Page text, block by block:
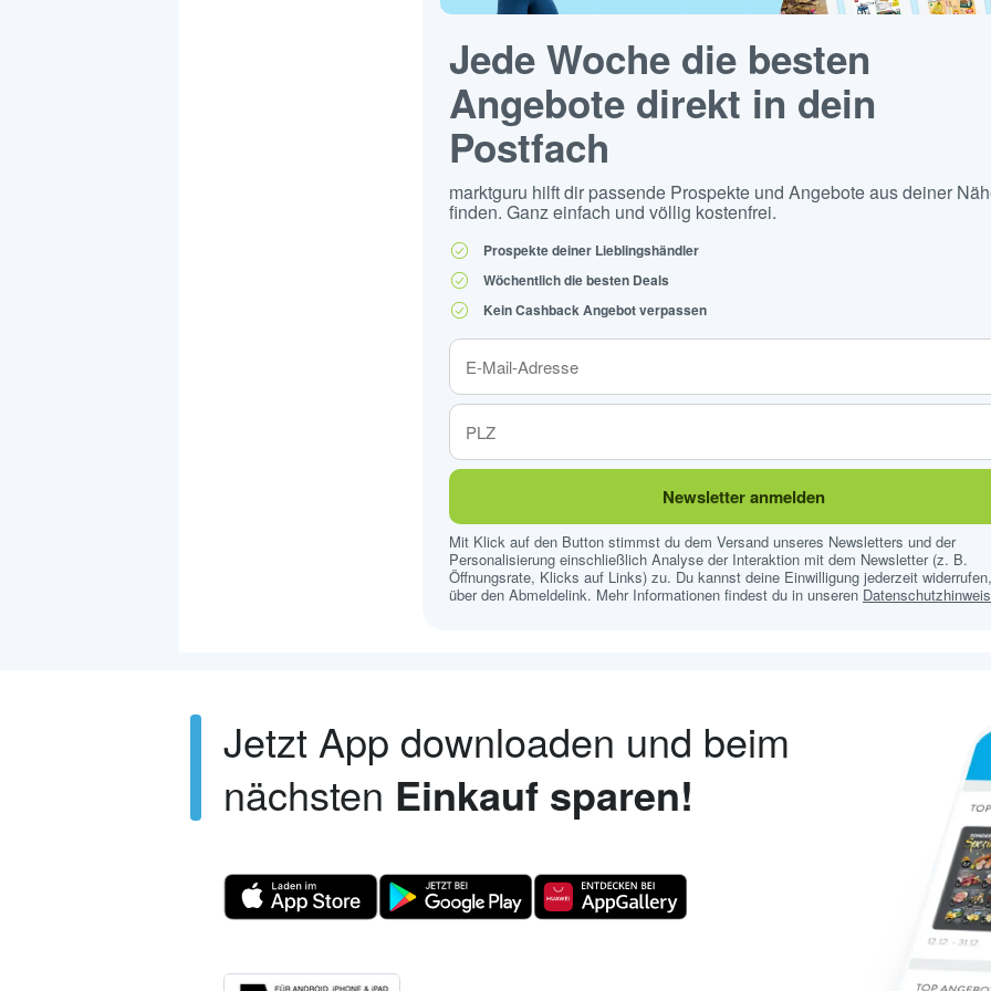
Jede Woche die besten
Angebote direkt in dein
Postfach
marktguru hilft dir passende Prospekte und Angebote aus deiner
finden. Ganz einfach und völlig kostenfrei.
Prospekte deiner Lieblingshändler
Wöchentlich die besten Deals
Kein Cashback Angebot verpassen
Newsletter anmelden
Mit Klick auf den Button stimmst du dem Versand unseres Newsletters und der
Personalisierung einschließlich Analyse der Interaktion mit dem Newsletter (z. B.
Öffnungsrate, Klicks auf Links) zu. Du kannst deine Einwilligung jederzeit
über den Abmeldelink. Mehr Informationen findest du in unseren
Jetzt App downloaden und beim
nächsten Einkauf sparen!